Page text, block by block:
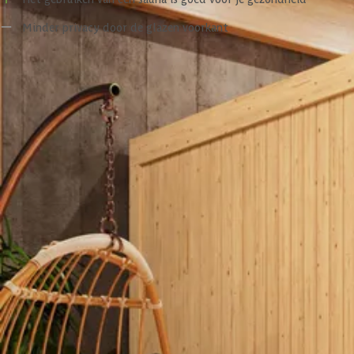
In een sauna kunnen verschillende soorten kachels worden
worden aangestuurd met (draai)knoppen die op de saunakachel
besturingen beschikbaar. Het belangrijkste is een kachel te kiezen
opties en mogelijkheden zijn hebben wij bij de optionele extra's van
Bij deze sauna adviseren wij een saunakachel van 4.5 kW aan.
Toebehoren
Standaard inbegrepen bij deze sauna:
Elzenhouten banken
Elzenhouten hoofdsteun
Elzenhouten vloerrooster
Lampenkap (exclusief fitting)
Kachelscherm
Compleet naar wens aanpasbaar
Minder privacy door de glazen voorkant
Specificaties
Belangrijke specificaties
Merk
Lengte
Hoogte
Oppervlakte